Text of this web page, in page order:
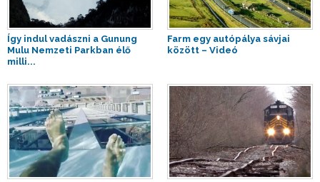
Így indul vadászni a Gunung
Mulu Nemzeti Parkban élő
milli...
Farm egy autópálya sávjai
között – Videó